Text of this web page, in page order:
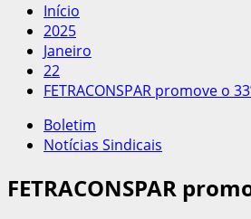
Início
2025
Janeiro
22
FETRACONSPAR promove o
Boletim
Notícias Sindicais
FETRACONSPAR